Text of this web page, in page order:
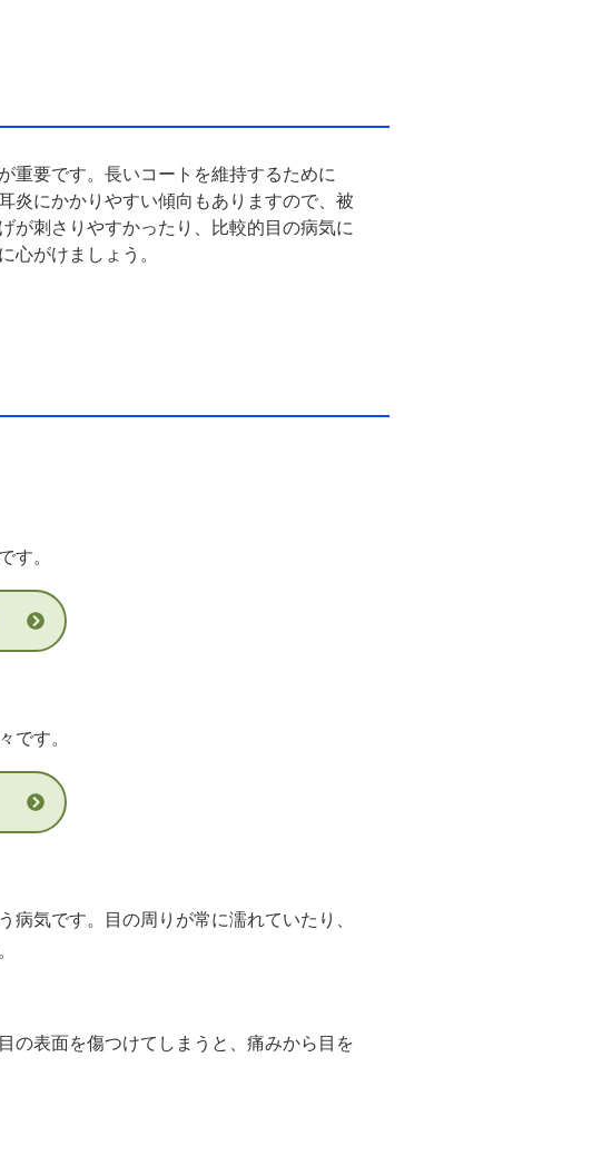
重要です。長いコートを維持するために
炎にかかりやすい傾向もありますので、被
が刺さりやすかったり、比較的目の病気に
心がけましょう。
す。
です。
気です。目の周りが常に濡れていたり、
の表面を傷つけてしまうと、痛みから目を